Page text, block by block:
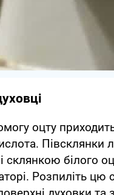
оцту
Півсклянки
склянкою білого
Розпиліть цю